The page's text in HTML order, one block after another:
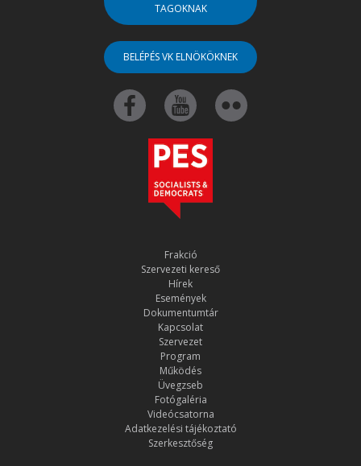
TAGOKNAK
BELÉPÉS VK ELNÖKÖKNEK
Frakció
Szervezeti kereső
Hírek
Események
Dokumentumtár
Kapcsolat
Szervezet
Program
Működés
Üvegzseb
Fotógaléria
Videócsatorna
Adatkezelési tájékoztató
Szerkesztőség